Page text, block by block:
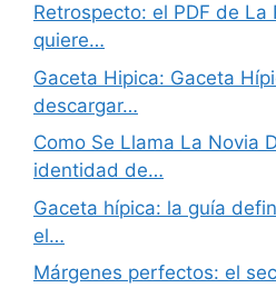
Retrospecto: el PDF de
quiere…
Gaceta Hipica: Gaceta
descargar…
Como Se Llama La Novia
identidad de…
Gaceta hípica: la guía
el…
Márgenes perfectos: el